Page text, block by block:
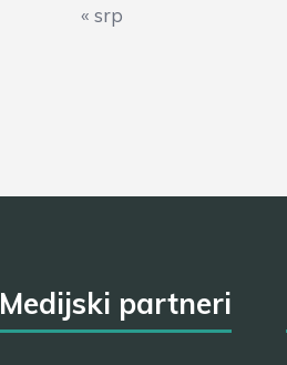
« srp
Medijski partneri